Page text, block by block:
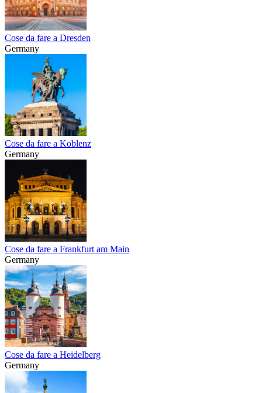
Cose da fare a Dresden
Germany
Cose da fare a Koblenz
Germany
Cose da fare a Frankfurt am Main
Germany
Cose da fare a Heidelberg
Germany